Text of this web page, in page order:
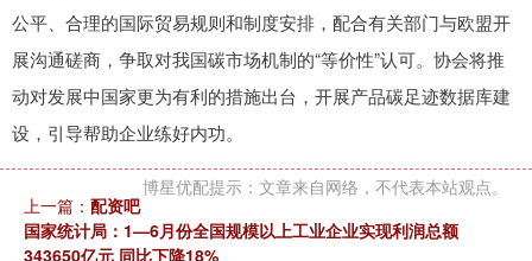
公平、合理的国际贸易规则和制度安排，配合有关部门与欧盟开
展沟通磋商，争取对我国碳市场机制的“等价性”认可。协会将推
动对发展中国家更为有利的措施出台，开展产品碳足迹数据库建
设，引导帮助企业练好内功。
博星优配提示：文章来自网络，不代表本站观点。
上一篇： 配资吧
国家统计局：1—6月份全国规模以上工业企业实现利润总额
343650亿元 同比下降18%